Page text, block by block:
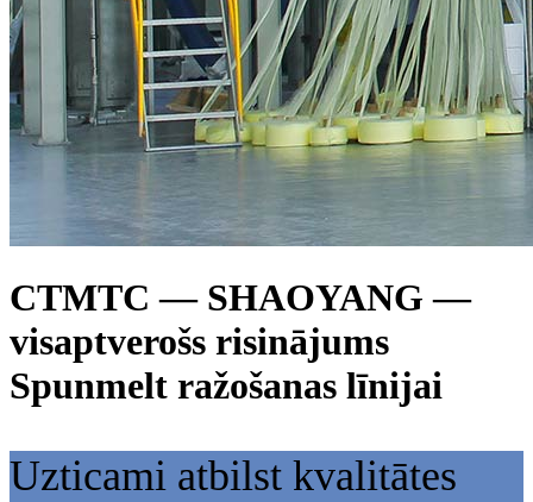
CTMTC — SHAOYANG —
visaptverošs risinājums
Spunmelt ražošanas līnijai
Uzticami atbilst kvalitātes